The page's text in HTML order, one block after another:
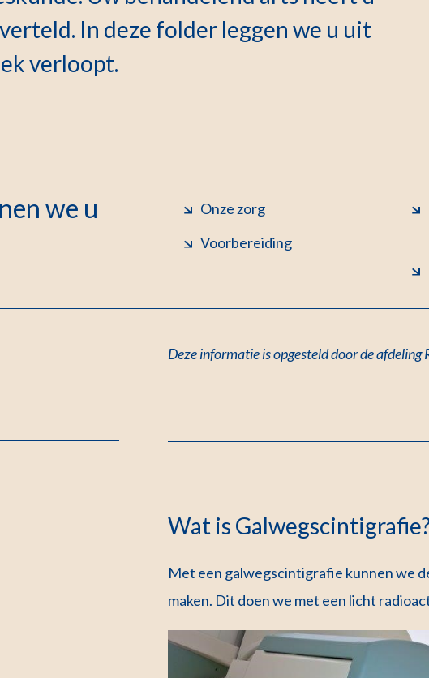
In deze folder leggen we u uit
verloopt.
we u
Onze zorg
Voorbereiding
Deze informatie is opgesteld door de
Wat is
Met een galwegscintigrafie kunnen we
maken. Dit doen we met een licht